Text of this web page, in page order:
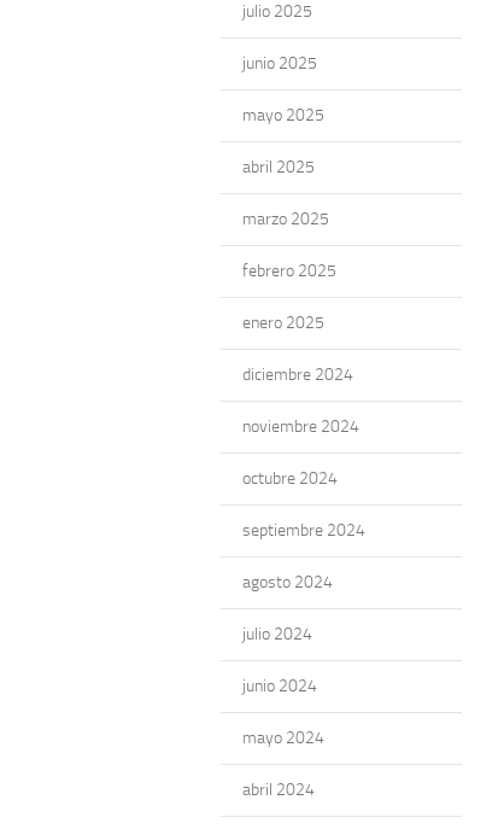
julio 2025
junio 2025
mayo 2025
abril 2025
marzo 2025
febrero 2025
enero 2025
diciembre 2024
noviembre 2024
octubre 2024
septiembre 2024
agosto 2024
julio 2024
junio 2024
mayo 2024
abril 2024